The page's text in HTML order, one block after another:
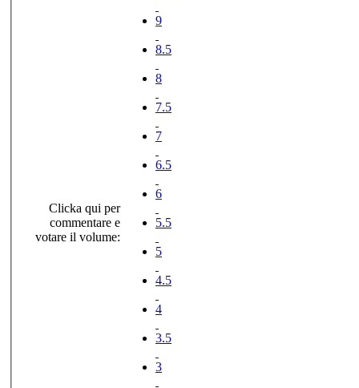
Clicka qui per
commentare e
votare il volume:
9
8.5
8
7.5
7
6.5
6
5.5
5
4.5
4
3.5
3